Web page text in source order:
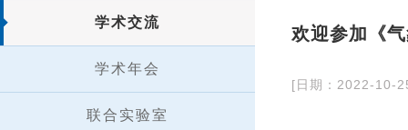
学术交流
学术年会
联合实验室
欢迎参加《
[日期：2022-10-